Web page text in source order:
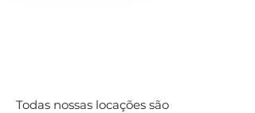
Todas nossas locações são